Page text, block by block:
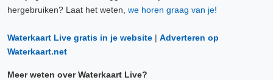
hergebruiken? Laat het weten, we horen graag van je!
Waterkaart Live gratis in je website | Adverteren op
Waterkaart.net
Meer weten over Waterkaart Live?